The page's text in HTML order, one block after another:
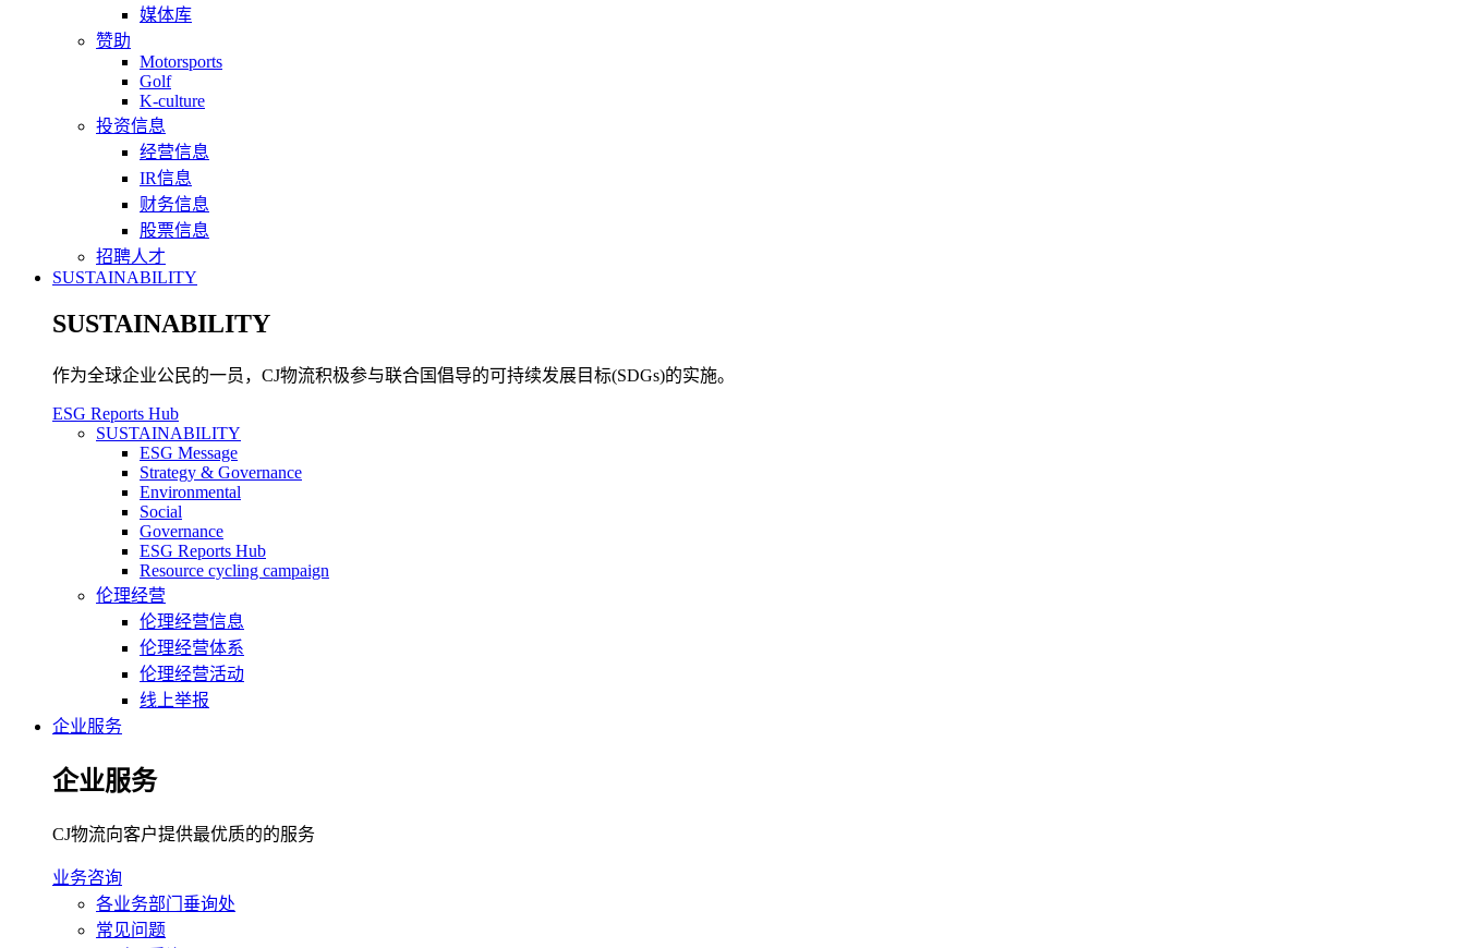
媒体库
赞助
Motorsports
Golf
K-culture
投资信息
经营信息
IR信息
财务信息
股票信息
招聘人才
SUSTAINABILITY
SUSTAINABILITY
作为全球企业公民的一员，CJ物流积极参与联合国倡导的可持续发展目标(SDGs)的实施。
ESG Reports Hub
SUSTAINABILITY
ESG Message
Strategy & Governance
Environmental
Social
Governance
ESG Reports Hub
Resource cycling campaign
伦理经营
伦理经营信息
伦理经营体系
伦理经营活动
线上举报
企业服务
企业服务
CJ物流向客户提供最优质的的服务
业务咨询
各业务部门垂询处
常见问题